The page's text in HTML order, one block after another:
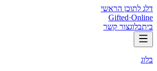
דלג לתוכן הראשי
Gifted·Online
ביתבלוגצור קשר
בלוג